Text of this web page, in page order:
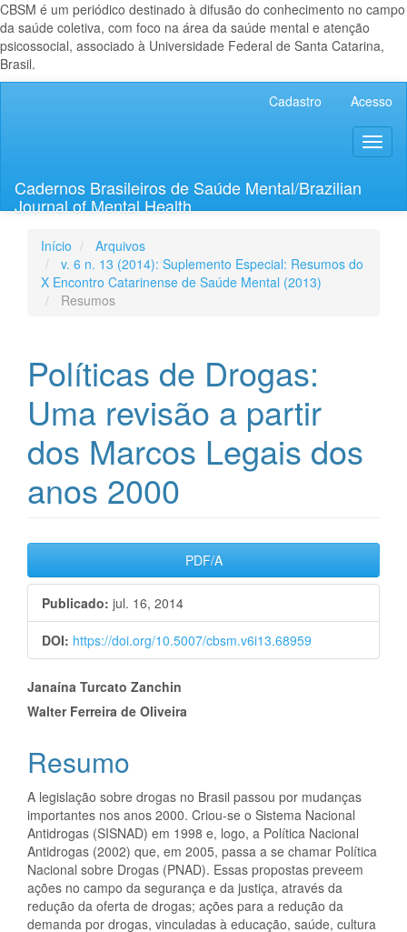
CBSM é um periódico destinado à difusão do conhecimento no campo
da saúde coletiva, com foco na área da saúde mental e atenção
psicossocial, associado à Universidade Federal de Santa Catarina,
Brasil.
Lateral
Cadastro Acesso
Cadernos Brasileiros de Saúde Mental/Brazilian
Journal of Mental Health
Início
Arquivos
v. 6 n. 13 (2014): Suplemento Especial: Resumos do
X Encontro Catarinense de Saúde Mental (2013)
Resumos
Políticas de Drogas:
Uma revisão a partir
dos Marcos Legais dos
anos 2000
Barra
lateral
de
artigos
PDF/A
Publicado: jul. 16, 2014
DOI: https://doi.org/10.5007/cbsm.v6i13.68959
Conteúdo
do
artigo
principal
Janaína Turcato Zanchin
Walter Ferreira de Oliveira
Resumo
A legislação sobre drogas no Brasil passou por mudanças
importantes nos anos 2000. Criou-se o Sistema Nacional
Antidrogas (SISNAD) em 1998 e, logo, a Política Nacional
Antidrogas (2002) que, em 2005, passa a se chamar Política
Nacional sobre Drogas (PNAD). Essas propostas preveem
ações no campo da segurança e da justiça, através da
redução da oferta de drogas; ações para a redução da
demanda por drogas, vinculadas à educação, saúde, cultura